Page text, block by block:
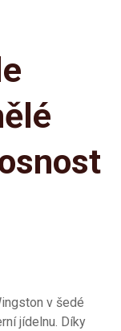
v šedé
jídelnu. Díky